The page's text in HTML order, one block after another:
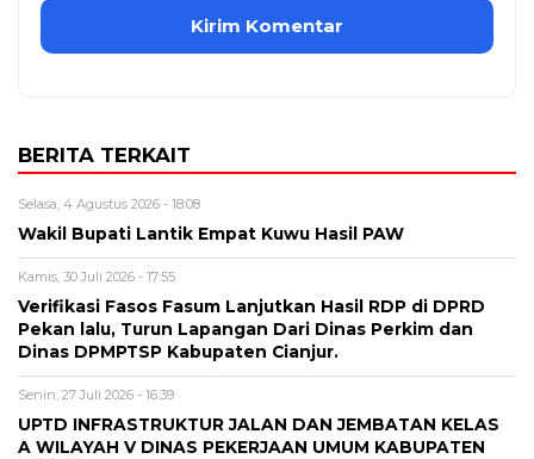
BERITA TERKAIT
Selasa, 4 Agustus 2026 - 18:08
Wakil Bupati Lantik Empat Kuwu Hasil PAW
Kamis, 30 Juli 2026 - 17:55
Verifikasi Fasos Fasum Lanjutkan Hasil RDP di DPRD
Pekan lalu, Turun Lapangan Dari Dinas Perkim dan
Dinas DPMPTSP Kabupaten Cianjur.
Senin, 27 Juli 2026 - 16:39
UPTD INFRASTRUKTUR JALAN DAN JEMBATAN KELAS
A WILAYAH V DINAS PEKERJAAN UMUM KABUPATEN